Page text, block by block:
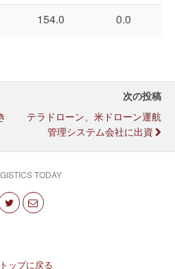
154.0 0.0
次の投稿
テラドローン、米ドローン運航
管理システム会社に出資
TODAY
トップに戻る